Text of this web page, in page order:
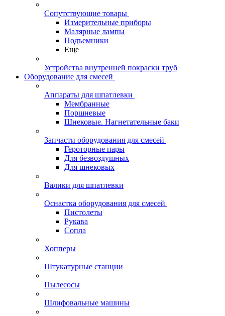
Сопутствующие товары
Измерительные приборы
Малярные лампы
Подъемники
Еще
Устройства внутренней покраски труб
Оборудование для смесей
Аппараты для шпатлевки
Мембранные
Поршневые
Шнековые. Нагнетательные баки
Запчасти оборудования для смесей
Героторные пары
Для безвоздушных
Для шнековых
Валики для шпатлевки
Оснастка оборудования для смесей
Пистолеты
Рукава
Сопла
Хопперы
Штукатурные станции
Пылесосы
Шлифовальные машины